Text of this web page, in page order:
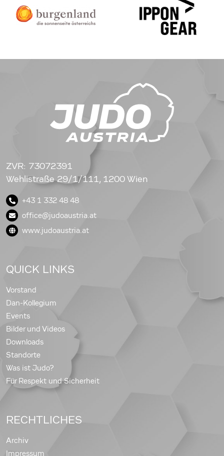
ZVR: 73072391
Wehlistraße 29/1/111, 1200 Wien
+43 1 332 48 48
office@judoaustria.at
www.judoaustria.at
QUICK LINKS
Vorstand
Dan-Kollegium
Events
Bilder und Videos
Downloads
Standorte
Was ist Judo?
Für Respekt und Sicherheit
RECHTLICHES
Archiv
Impressum